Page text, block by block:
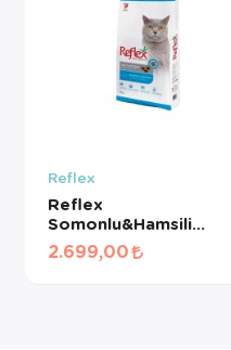
Reflex
Reflex
Somonlu&Hamsili
Yetişkin Kedi Maması
15Kg
2.699,00